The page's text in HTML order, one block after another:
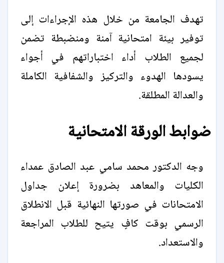
تهدف الجامعة من خلال هذه الإجراءات إلى
توفير بيئة امتحانية آمنة ومنضبطة تضمن
لجميع الطلاب أداء اختباراتهم في أجواء
يسودها الهدوء والتركيز والشفافية الكاملة
والعدالة المطلقة.
ضوابط الورقة الامتحانية
وجه الدكتور محمد سامي عبد الصادق عمداء
الكليات والمعاهد بضرورة إعلان جداول
الامتحانات في صورتها النهائية قبل الانطلاق
الرسمي بوقت كافٍ يتيح للطلاب المراجعة
والاستعداد.